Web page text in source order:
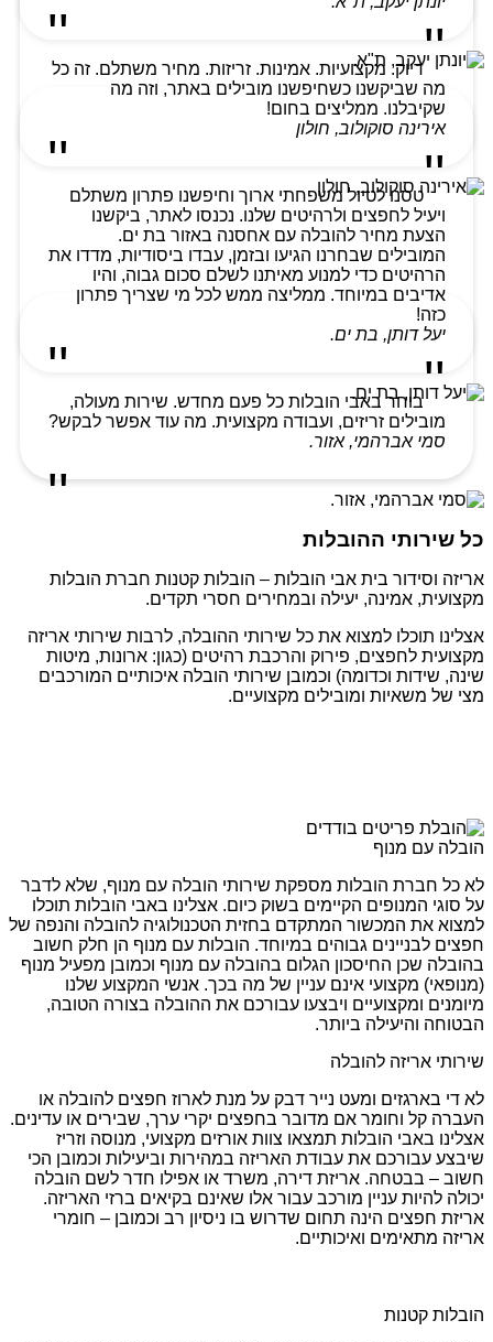
דיוק. מקצועיות. אמינות. זריזות. מחיר משתלם. זה כל
מה שביקשנו כשחיפשנו מובילים באתר, וזה מה
שקיבלנו. ממליצים בחום!
אירינה סוקולוב, חולון
טסנו לטיול משפחתי ארוך וחיפשנו פתרון משתלם
ויעיל לחפצים ולרהיטים שלנו. נכנסו לאתר, ביקשנו
הצעת מחיר להובלה עם אחסנה באזור בת ים.
המובילים שבחרנו הגיעו ובזמן, עבדו ביסודיות, מדדו את
הרהיטים כדי למנוע מאיתנו לשלם סכום גבוה, והיו
אדיבים במיוחד. ממליצה ממש לכל מי שצריך פתרון
כזה!
יעל דותן, בת ים.
בוחר באבי הובלות כל פעם מחדש. שירות מעולה,
מובילים זריזים, ועבודה מקצועית. מה עוד אפשר לבקש?
סמי אברהמי, אזור.
כל שירותי ההובלות
אריזה וסידור בית אבי הובלות – הובלות קטנות חברת הובלות
מקצועית, אמינה, יעילה ובמחירים חסרי תקדים.
אצלינו תוכלו למצוא את כל שירותי ההובלה, לרבות שירותי אריזה
מקצועית לחפצים, פירוק והרכבת רהיטים (כגון: ארונות, מיטות
שינה, שידות וכדומה) וכמובן שירותי הובלה איכותיים המורכבים
מצי של משאיות ומובילים מקצועיים.
הובלה עם מנוף
לא כל חברת הובלות מספקת שירותי הובלה עם מנוף, שלא לדבר
על סוגי המנופים הקיימים בשוק כיום. אצלינו באבי הובלות תוכלו
למצוא את המכשור המתקדם בחזית הטכנולוגיה להובלה והנפה של
חפצים לבניינים גבוהים במיוחד. הובלות עם מנוף הן חלק חשוב
בהובלה שכן החיסכון הגלום בהובלה עם מנוף וכמובן מפעיל מנוף
(מנופאי) מקצועי אינם עניין של מה בכך. אנשי המקצוע שלנו
מיומנים ומקצועיים ויבצעו עבורכם את ההובלה בצורה הטובה,
הבטוחה והיעילה ביותר.
שירותי אריזה להובלה
לא די בארגזים ומעט נייר דבק על מנת לארוז חפצים להובלה או
העברה קל וחומר אם מדובר בחפצים יקרי ערך, שבירים או עדינים.
אצלינו באבי הובלות תמצאו צוות אורזים מקצועי, מנוסה וזריז
שיבצע עבורכם את עבודת האריזה במהירות וביעילות וכמובן הכי
חשוב – בבטחה. אריזת דירה, משרד או אפילו חדר לשם הובלה
יכולה להיות עניין מורכב עבור אלו שאינם בקיאים ברזי האריזה.
אריזת חפצים הינה תחום שדרוש בו ניסיון רב וכמובן – חומרי
אריזה מתאימים ואיכותיים.
הובלות קטנות